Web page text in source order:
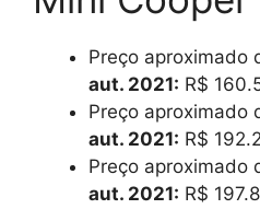
Preço aproximado
aut. 2021: R$
Preço aproximado
aut. 2021: R$
Preço aproximado
aut. 2021: R$